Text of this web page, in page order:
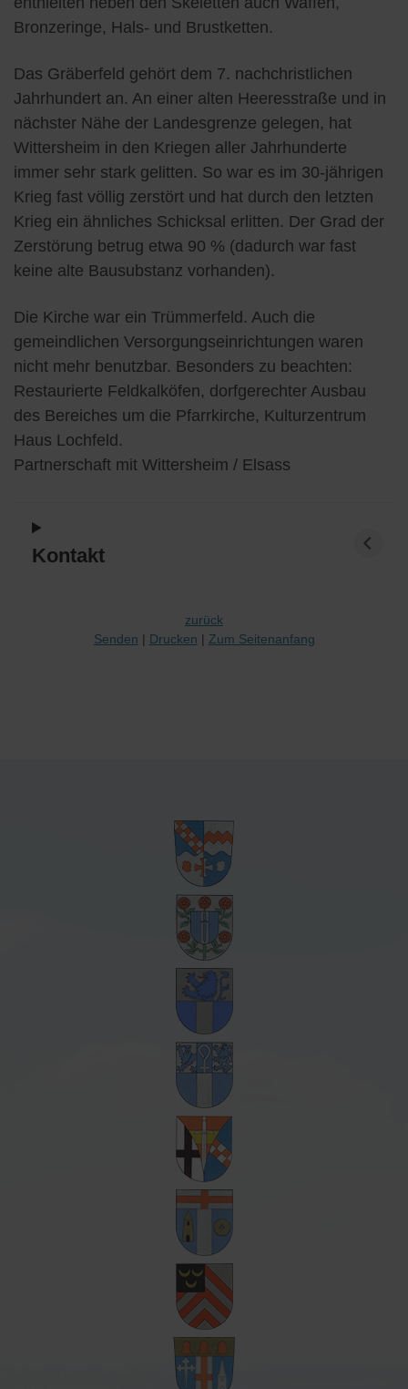
Bronzeringe, Hals- und Brustketten.
Das Gräberfeld gehört dem 7. nachchristlichen
Jahrhundert an. An einer alten Heeresstraße und in
nächster Nähe der Landesgrenze gelegen, hat
Wittersheim in den Kriegen aller Jahrhunderte
immer sehr stark gelitten. So war es im 30-jährigen
Krieg fast völlig zerstört und hat durch den letzten
Krieg ein ähnliches Schicksal erlitten. Der Grad der
Zerstörung betrug etwa 90 % (dadurch war fast
keine alte Bausubstanz vorhanden).
Die Kirche war ein Trümmerfeld. Auch die
gemeindlichen Versorgungseinrichtungen waren
nicht mehr benutzbar. Besonders zu beachten:
Restaurierte Feldkalköfen, dorfgerechter Ausbau
des Bereiches um die Pfarrkirche, Kulturzentrum
Haus Lochfeld.
Partnerschaft mit Wittersheim / Elsass
Kontakt
zurück
Senden
Drucken Zum Seitenanfang